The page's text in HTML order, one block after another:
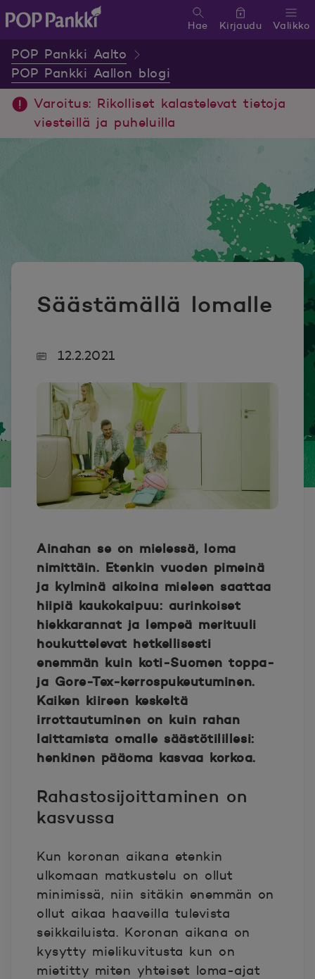
Valikko
Hae Kirjaudu
POP Pankki Aalto
POP Pankki Aallon blogi
Varoitus: Rikolliset kalastelevat tietoja
viesteillä ja puheluilla
Säästämällä lomalle
12.2.2021
Ainahan se on mielessä, loma
nimittäin. Etenkin vuoden pimeinä
ja kylminä aikoina mieleen saattaa
hiipiä kaukokaipuu: aurinkoiset
hiekkarannat ja lempeä merituuli
houkuttelevat hetkellisesti
enemmän kuin koti-Suomen toppa-
ja Gore-Tex-kerrospukeutuminen.
Kaiken kiireen keskeltä
irrottautuminen on kuin rahan
laittamista omalle säästötilillesi:
henkinen pääoma kasvaa korkoa.
Rahastosijoittaminen on
kasvussa
Kun koronan aikana etenkin
ulkomaan matkustelu on ollut
minimissä, niin sitäkin enemmän on
ollut aikaa haaveilla tulevista
seikkailuista. Koronan aikana on
kysytty mielikuvitusta kun on
mietitty miten yhteiset loma-ajat